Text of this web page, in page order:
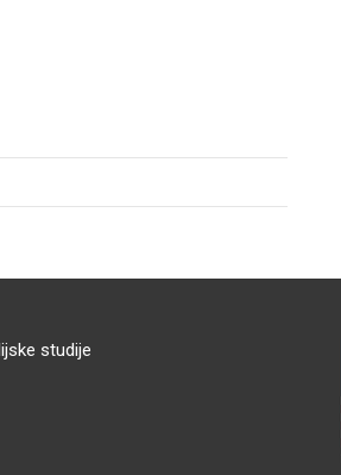
studije